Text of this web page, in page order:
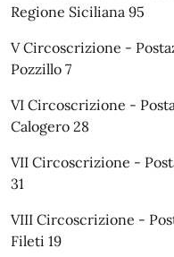
Regione Siciliana 95
V Circoscrizione -
Pozzillo 7
VI Circoscrizione -
Calogero 28
VII Circoscrizione -
31
VIII Circoscrizione -
Fileti 19